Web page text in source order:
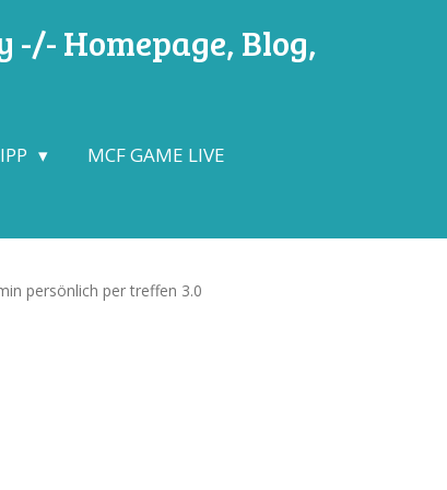
Homepage, Blog,
MCF GAME LIVE
persönlich per treffen 3.0